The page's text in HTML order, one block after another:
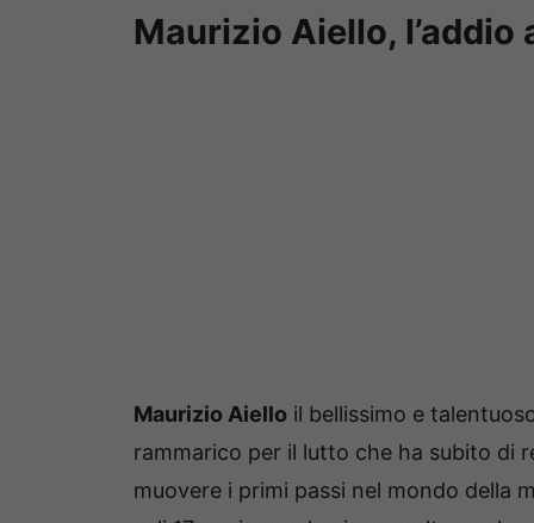
Maurizio Aiello, l’addio
Maurizio Aiello il bellissimo e
rammarico per il lutto che ha subito di
muovere i primi passi nel mondo della